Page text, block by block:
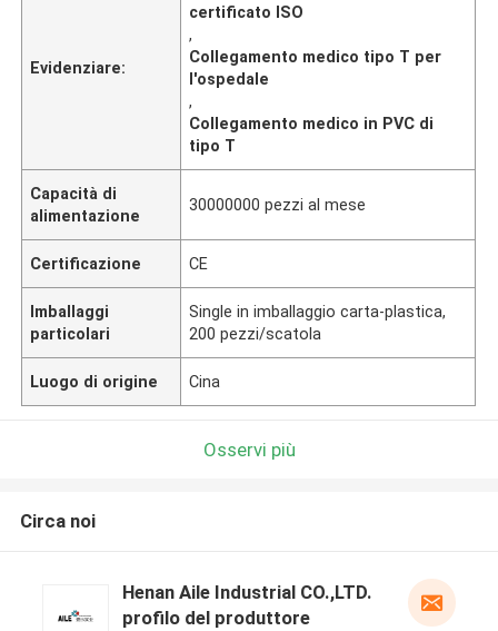
Evidenziare:
certificato ISO
,
Collegamento medico tipo T per
l'ospedale
,
Collegamento medico in PVC di
tipo T
Capacità di
alimentazione
30000000 pezzi al mese
Certificazione CE
Imballaggi
particolari
Single in imballaggio carta-plastica,
200 pezzi/scatola
Luogo di origine Cina
Osservi più
Circa noi
Henan Aile Industrial CO.,LTD.
profilo del produttore